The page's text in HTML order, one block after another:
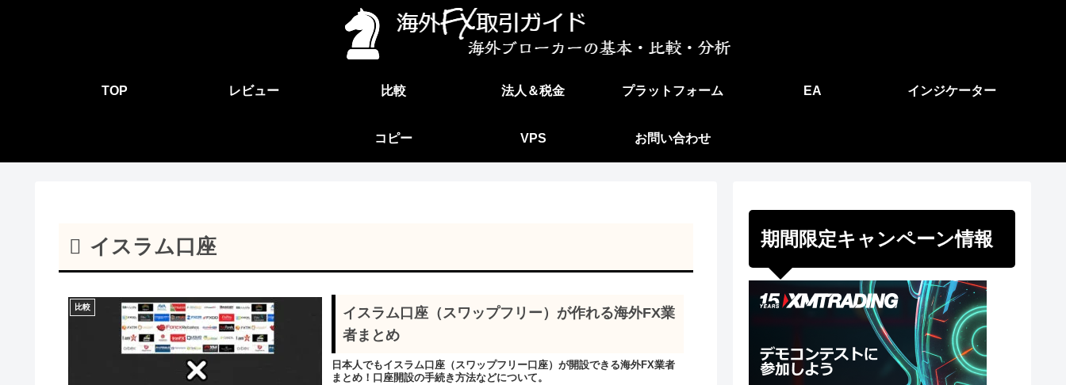
TOP レビュー 比較 法人＆税金 プラットフォーム EA インジケーター
コピー VPS お問い合わせ
イスラム口座
比較
イスラム口座（スワップフリー）が作れる海外FX業
者まとめ
日本人でもイスラム口座（スワップフリー口座）が開設できる海外FX業者
まとめ！口座開設の手続き方法などについて。
期間限定キャンペーン情報